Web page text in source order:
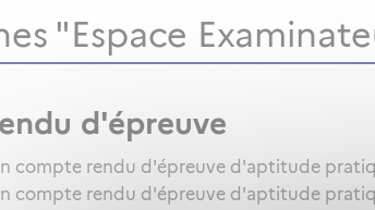
"Espace
d'épreuve
compte rendu d'épreuve d'aptitude
compte rendu d'épreuve d'aptitude